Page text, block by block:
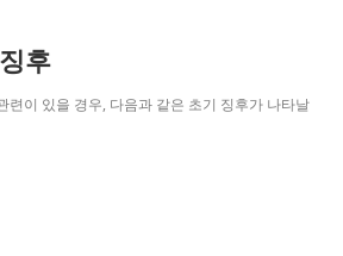
후
련이 있을 경우, 다음과 같은 초기 징후가 나타날